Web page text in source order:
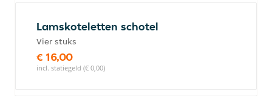
Lamskoteletten schotel
Vier stuks
€ 16,00
incl. statiegeld (€ 0,00)